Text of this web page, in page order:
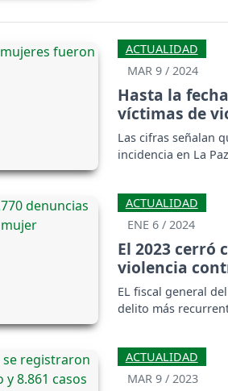
ACTUALIDAD
MAR 9 / 2024
Hasta la
víctimas de
Las cifras señalan
incidencia en La
ACTUALIDAD
ENE 6 / 2024
El 2023 cerró
violencia
EL fiscal general
delito más
ACTUALIDAD
MAR 9 / 2023